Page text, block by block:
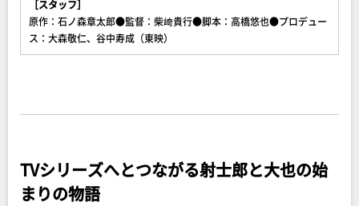
［スタッフ］
原作：石ノ森章太郎●監督：柴﨑貴行●脚本：高橋悠也●プロデュー
ス：大森敬仁、谷中寿成（東映）
TVシリーズへとつながる射士郎と大也の始
まりの物語